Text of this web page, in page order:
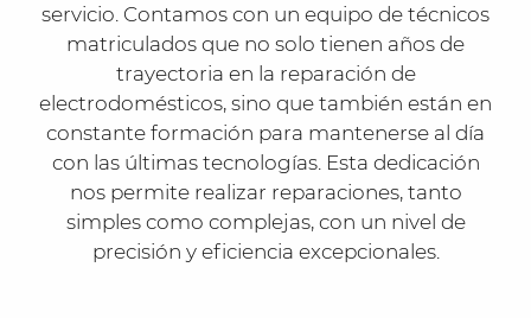
servicio. Contamos con un equipo de técnicos
matriculados que no solo tienen años de
trayectoria en la reparación de
electrodomésticos, sino que también están en
constante formación para mantenerse al día
con las últimas tecnologías. Esta dedicación
nos permite realizar reparaciones, tanto
simples como complejas, con un nivel de
precisión y eficiencia excepcionales.